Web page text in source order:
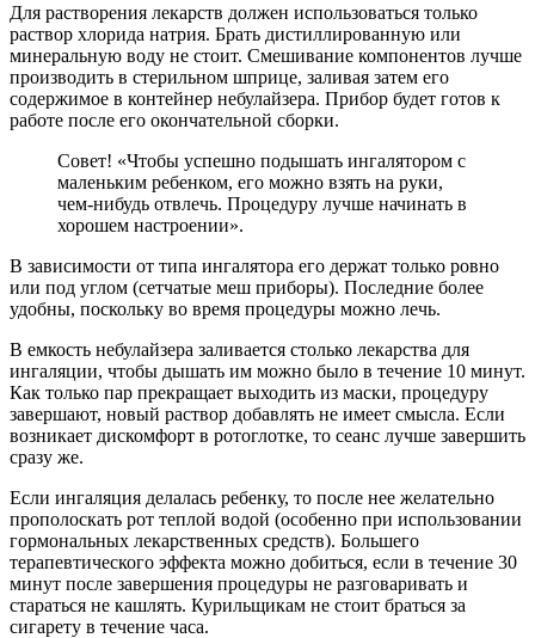
Для растворения лекарств должен использоваться только
раствор хлорида натрия. Брать дистиллированную или
минеральную воду не стоит. Смешивание компонентов лучше
производить в стерильном шприце, заливая затем его
содержимое в контейнер небулайзера. Прибор будет готов к
работе после его окончательной сборки.
Совет! «Чтобы успешно подышать ингалятором с
маленьким ребенком, его можно взять на руки,
чем-нибудь отвлечь. Процедуру лучше начинать в
хорошем настроении».
В зависимости от типа ингалятора его держат только ровно
или под углом (сетчатые меш приборы). Последние более
удобны, поскольку во время процедуры можно лечь.
В емкость небулайзера заливается столько лекарства для
ингаляции, чтобы дышать им можно было в течение 10 минут.
Как только пар прекращает выходить из маски, процедуру
завершают, новый раствор добавлять не имеет смысла. Если
возникает дискомфорт в ротоглотке, то сеанс лучше завершить
сразу же.
Если ингаляция делалась ребенку, то после нее желательно
прополоскать рот теплой водой (особенно при использовании
гормональных лекарственных средств). Большего
терапевтического эффекта можно добиться, если в течение 30
минут после завершения процедуры не разговаривать и
стараться не кашлять. Курильщикам не стоит браться за
сигарету в течение часа.